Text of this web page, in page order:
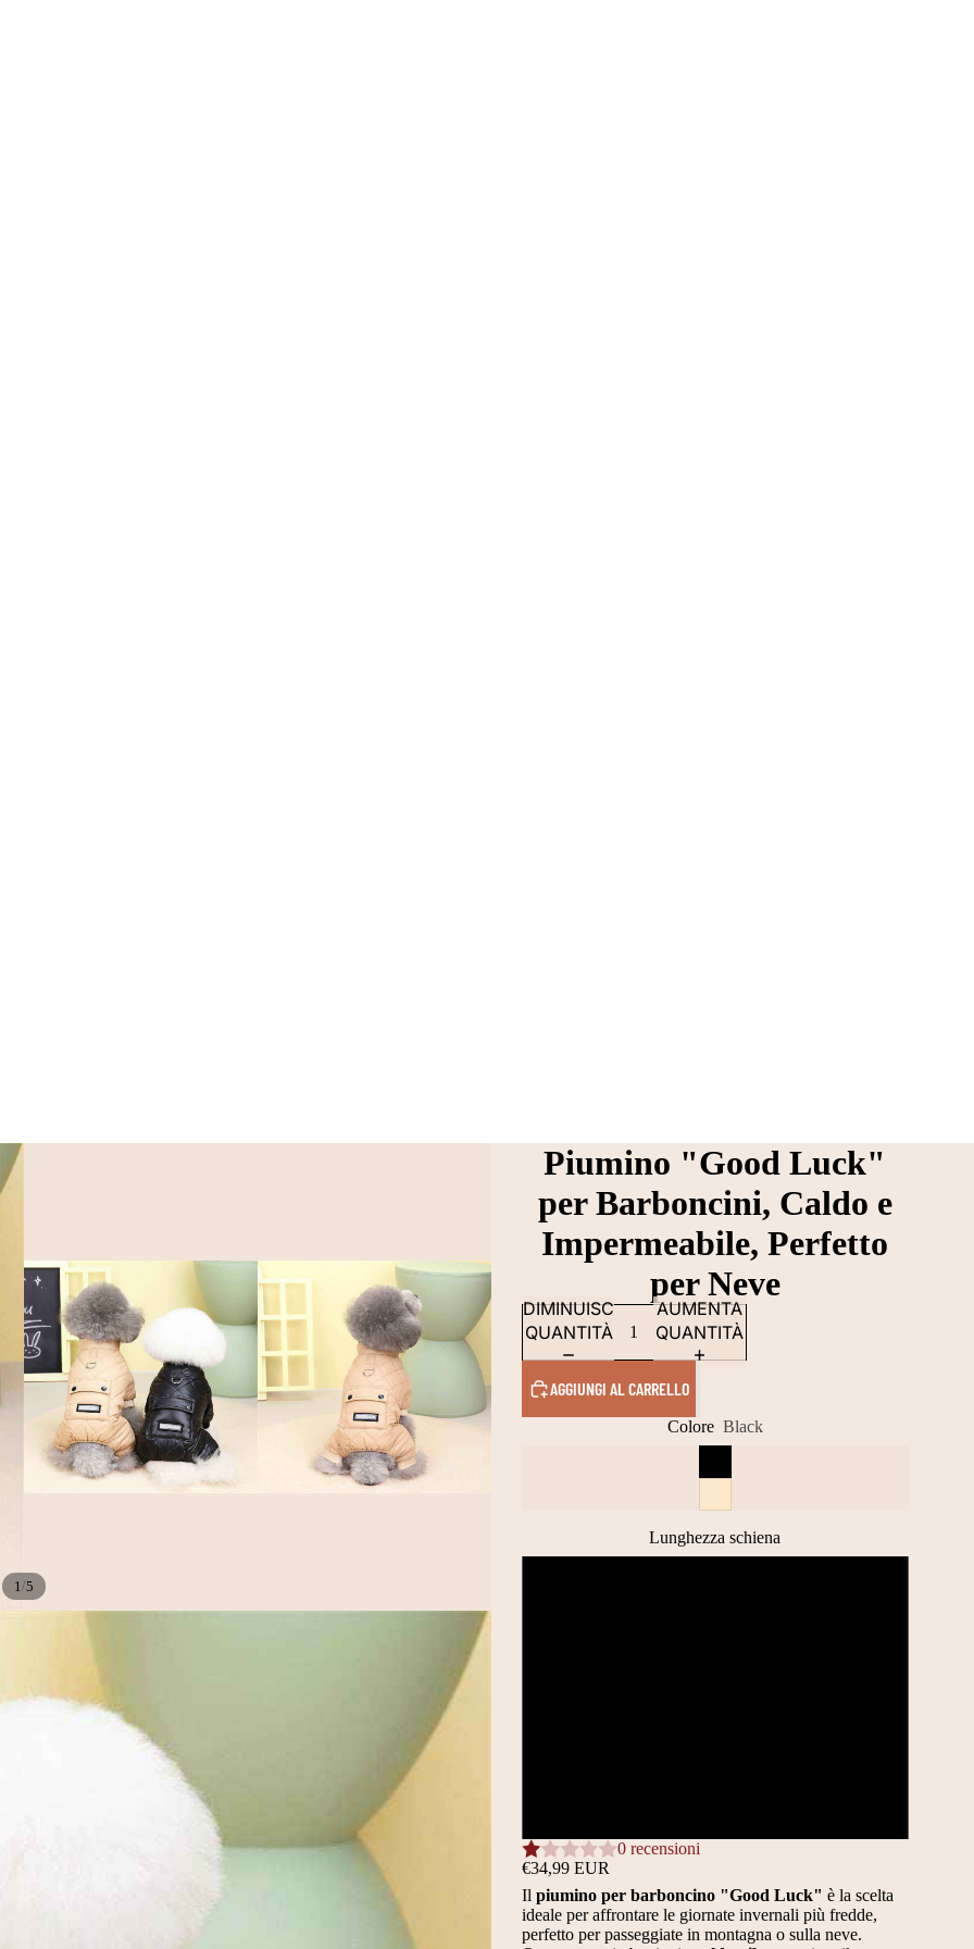
1 /5
Piumino "Good Luck"
per Barboncini, Caldo e
Impermeabile, Perfetto
per Neve
DIMINUISCI
QUANTITÀ
AUMENTA
QUANTITÀ
AGGIUNGI AL CARRELLO
Colore Black
Lunghezza schiena
0 recensioni
€34,99 EUR
Il piumino per barboncino "Good Luck" è la scelta
ideale per affrontare le giornate invernali più fredde,
perfetto per passeggiate in montagna o sulla neve.